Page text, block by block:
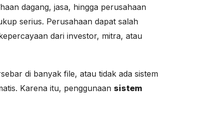
dagang, jasa, hingga perusahaan
serius. Perusahaan dapat salah
dari investor, mitra, atau
di banyak file, atau tidak ada sistem
Karena itu, penggunaan sistem